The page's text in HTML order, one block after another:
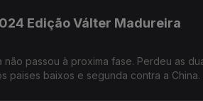
Edição Válter Madureira
passou à proxima fase. Perdeu as
paises baixos e segunda contra a China.